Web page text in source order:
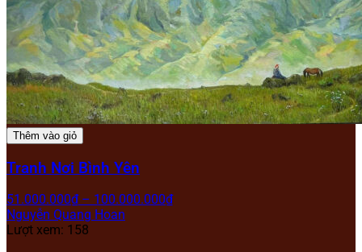
Thêm vào giỏ
Tranh Nơi Bình Yên
51.000.000₫ – 100.000.000₫
Nguyễn Quang Hoan
Lượt xem: 158